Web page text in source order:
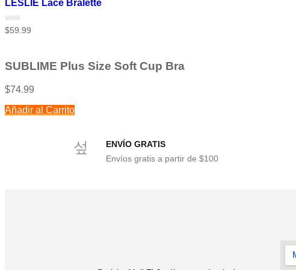
LESLIE Lace Bralette
Valorado
5
$59.99
SUBLIME Plus Size Soft Cup Bra
$74.99
Añadir al Carrito
ENVÍO GRATIS
Envíos gratis a partir de $100